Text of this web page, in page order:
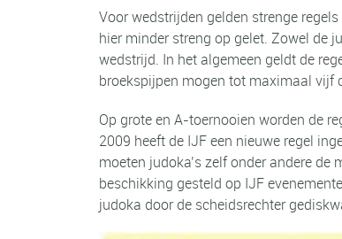
Voor wedstrijden gelden strenge
hier minder streng op gelet. Zowel de
wedstrijd. In het algemeen geldt de
broekspijpen mogen tot maximaal vijf
Op grote en A-toernooien worden de
2009 heeft de IJF een nieuwe regel
moeten judoka’s zelf onder andere
beschikking gesteld op IJF
judoka door de scheidsrechter